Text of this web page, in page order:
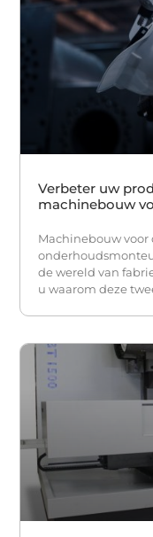
Verbeter uw
machinebouw
Machinebouw
de wereld van
u waarom deze